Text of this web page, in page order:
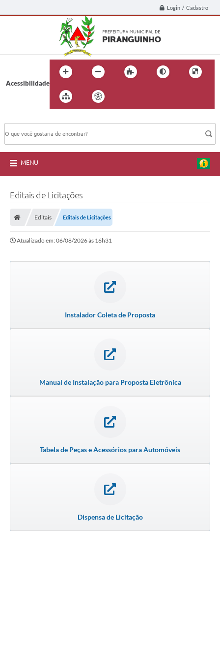
Login / Cadastro
Acessibilidade
MENU
Editais de Licitações
Editais Editais de Licitações
Atualizado em: 06/08/2026 às 16h31
Instalador Coleta de Proposta
Manual de Instalação para Proposta Eletrônica
Tabela de Peças e Acessórios para Automóveis
Dispensa de Licitação